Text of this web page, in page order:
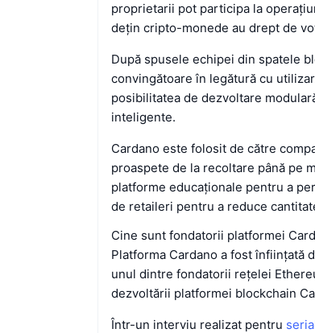
proprietarii pot participa la
dețin cripto-monede au drept de
După spusele echipei din spatele
convingătoare în legătură cu
posibilitatea de dezvoltare
inteligente.
Cardano este folosit de către
proaspete de la recoltare până pe
platforme educaționale pentru a
de retaileri pentru a reduce
Cine sunt fondatorii platformei
Platforma Cardano a fost înființată
unul dintre fondatorii rețelei
dezvoltării platformei blockchain
Într-un interviu realizat pentru